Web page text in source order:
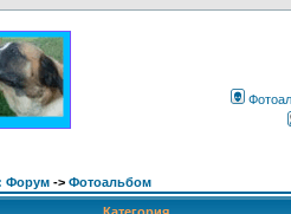
Форум -> Фотоальбом